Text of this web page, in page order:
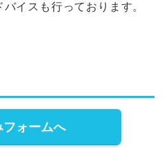
イスも行っております。
フォームへ